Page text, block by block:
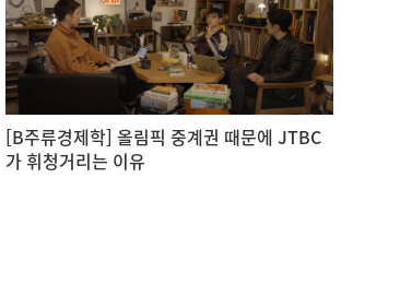
[B주류경제학] 올림픽 중계권 때문에 JTBC
가 휘청거리는 이유